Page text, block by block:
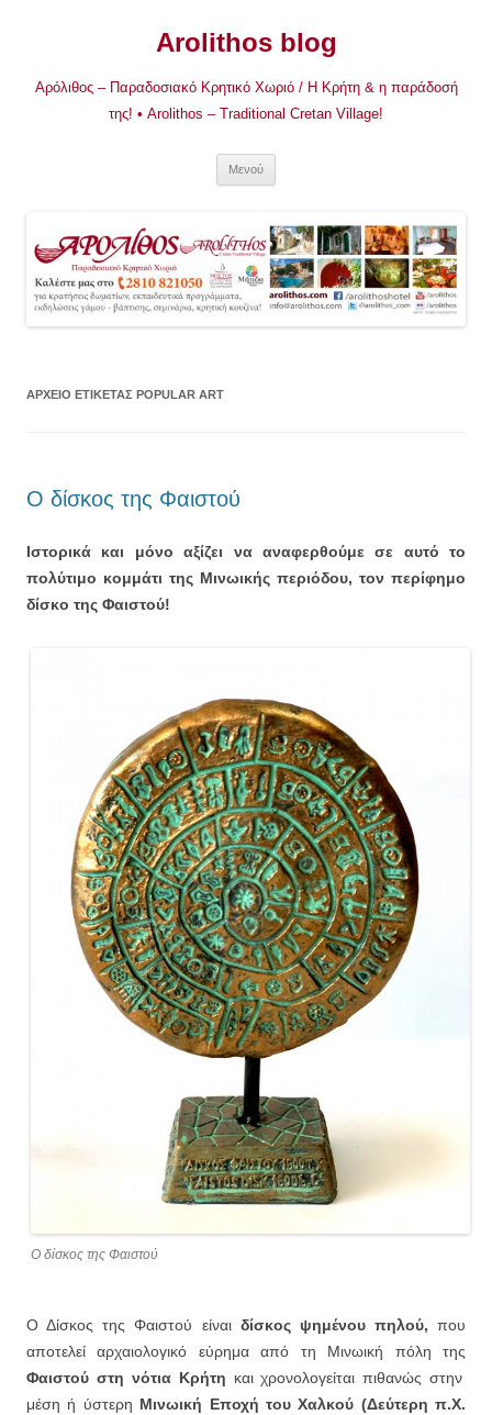
Arolithos blog
Αρόλιθος – Παραδοσιακό Κρητικό Χωριό / Η Κρήτη & η παράδοσή
της! • Arolithos – Traditional Cretan Village!
Μενού
ΑΡΧΕΊΟ ΕΤΙΚΈΤΑΣ POPULAR ART
Ο δίσκος της Φαιστού
Ιστορικά και μόνο αξίζει να αναφερθούμε σε αυτό το
πολύτιμο κομμάτι της Μινωικής περιόδου, τον περίφημο
δίσκο της Φαιστού!
Ο δίσκος της Φαιστού
Ο Δίσκος της Φαιστού είναι δίσκος ψημένου πηλού, που
αποτελεί αρχαιολογικό εύρημα από τη Μινωική πόλη της
Φαιστού στη νότια Κρήτη και χρονολογείται πιθανώς στην
μέση ή ύστερη Μινωική Εποχή του Χαλκού (Δεύτερη π.Χ.